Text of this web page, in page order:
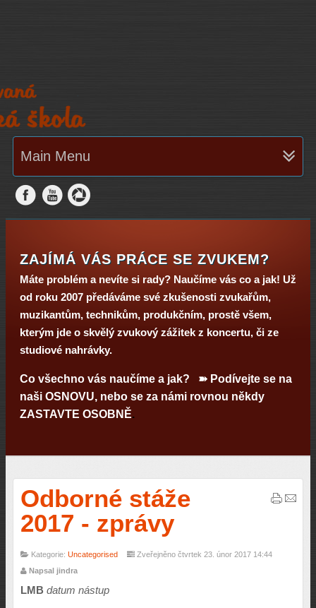
Main Menu
ZAJÍMÁ VÁS PRÁCE SE ZVUKEM?
Máte problém a nevíte si rady? Naučíme vás co a jak! Už
od roku 2007 předáváme své zkušenosti zvukařům,
muzikantům, technikům, produkčním, prostě všem,
kterým jde o skvělý zvukový zážitek z koncertu, či ze
studiové nahrávky.
Co všechno vás naučíme a jak? ➽ Podívejte se na
naši OSNOVU, nebo se za námi rovnou někdy
ZASTAVTE OSOBNĚ.
Odborné stáže
2017 - zprávy
Kategorie: Uncategorised
Zveřejněno čtvrtek 23. únor 2017 14:44
Napsal jindra
LMB datum nástup